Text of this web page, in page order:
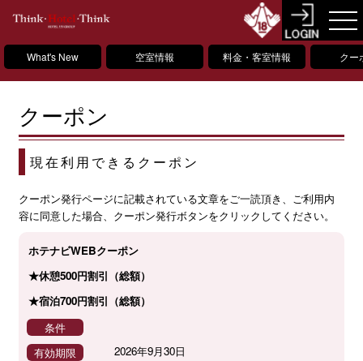
What's New 空室情報 料金・客室情報 クー
クーポン
現在利用できるクーポン
クーポン発行ページに記載されている文章をご一読頂き、ご利用内
容に同意した場合、クーポン発行ボタンをクリックしてください。
ホテナビWEBクーポン
★休憩500円割引（総額）
★宿泊700円割引（総額）
条件
有効期限
2026年9月30日